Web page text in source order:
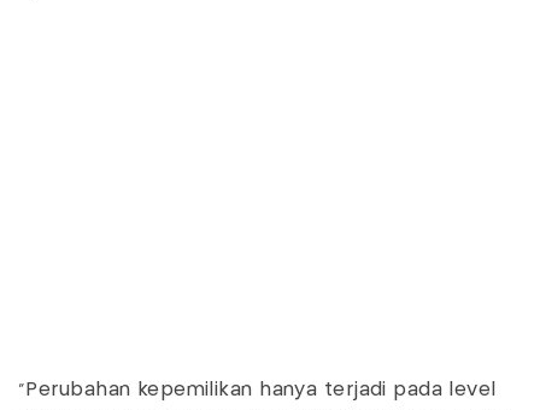
"Perubahan kepemilikan hanya terjadi pada level